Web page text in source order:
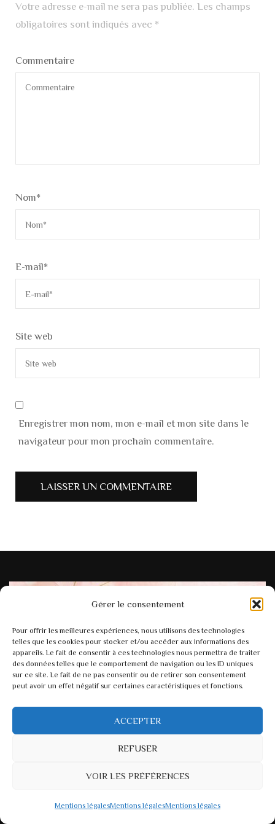
Gérer le consentement
Pour offrir les meilleures expériences, nous utilisons des technologies
telles que les cookies pour stocker et/ou accéder aux informations des
appareils. Le fait de consentir à ces technologies nous permettra de traiter
des données telles que le comportement de navigation ou les ID uniques
sur ce site. Le fait de ne pas consentir ou de retirer son consentement
peut avoir un effet négatif sur certaines caractéristiques et fonctions.
ACCEPTER
REFUSER
VOIR LES PRÉFÉRENCES
Mentions légalesMentions légalesMentions légales
Votre adresse e-mail ne sera pas publiée. Les champs
obligatoires sont indiqués avec *
Commentaire
Nom*
E-mail*
Site web
Enregistrer mon nom, mon e-mail et mon site dans le
navigateur pour mon prochain commentaire.
Newsletter
et actualité du moment
En cochant cette case, vous acceptez notre